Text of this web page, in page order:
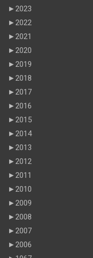
►2023
►2022
►2021
►2020
►2019
►2018
►2017
►2016
►2015
►2014
►2013
►2012
►2011
►2010
►2009
►2008
►2007
►2006